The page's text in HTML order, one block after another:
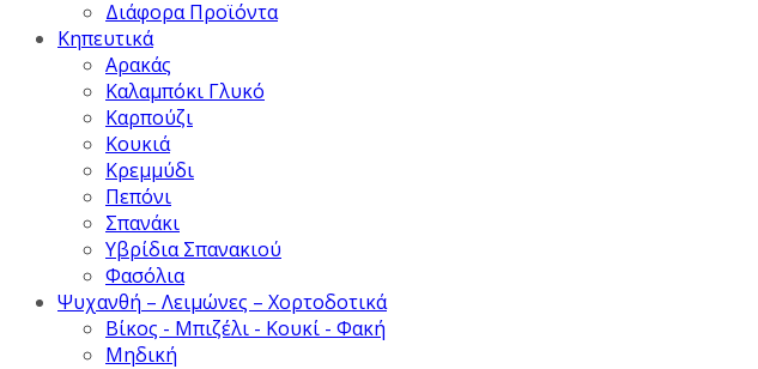
Διάφορα Προϊόντα
Κηπευτικά
Αρακάς
Καλαμπόκι Γλυκό
Καρπούζι
Κουκιά
Κρεμμύδι
Πεπόνι
Σπανάκι
Υβρίδια Σπανακιού
Φασόλια
Ψυχανθή – Λειμώνες – Χορτοδοτικά
Βίκος - Μπιζέλι - Κουκί - Φακή
Μηδική